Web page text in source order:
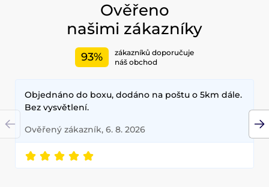
Ověřeno
našimi zákazníky
93%
zákazníků doporučuje
náš obchod
Objednáno do boxu, dodáno na poštu o 5km dále.
Bez vysvětlení.
Ověřený zákazník, 6. 8. 2026